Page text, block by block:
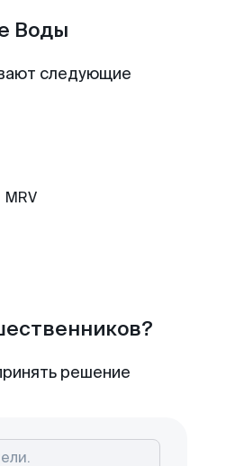
Воды
следующие
MRV
решение